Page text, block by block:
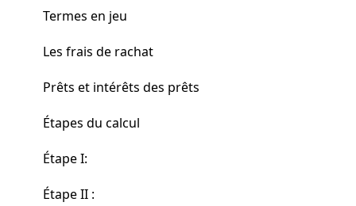
Termes en jeu
Les frais de rachat
Prêts et intérêts des prêts
Étapes du calcul
Étape I:
Étape II :